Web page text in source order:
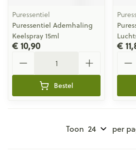
Puressentiel
Puressentiel Ademhaling
Keelspray 15ml
€ 10,90
Bestel
€
Toon per